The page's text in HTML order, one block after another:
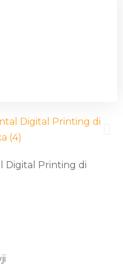
Digital Printing di